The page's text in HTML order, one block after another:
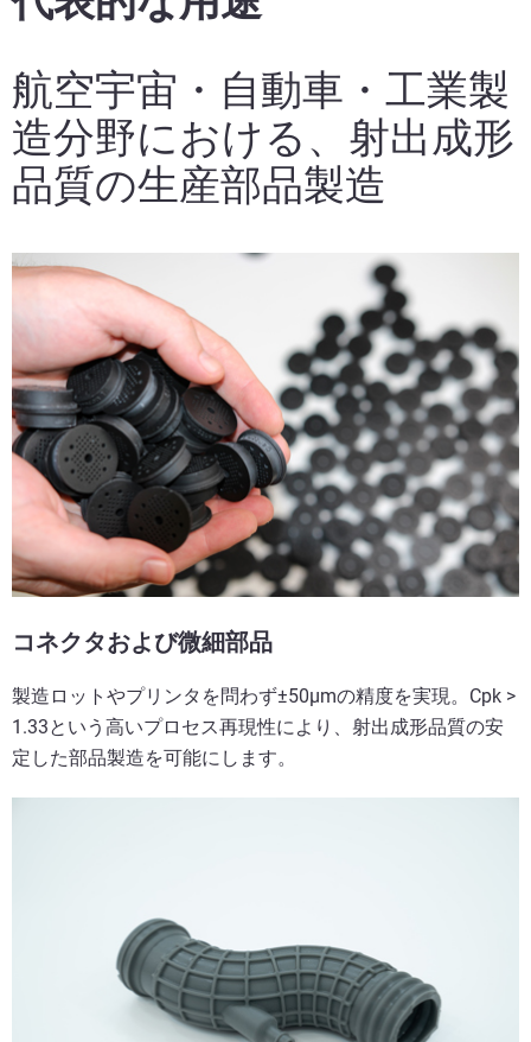
航空宇宙・自動車・工業製
造分野における、射出成形
品質の生産部品製造
コネクタおよび微細部品
製造ロットやプリンタを問わず±50µmの精度を実現。Cpk >
1.33という高いプロセス再現性により、射出成形品質の安
定した部品製造を可能にします。